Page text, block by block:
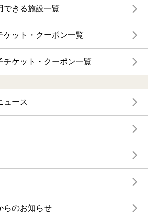
できる施設一覧
ケット・クーポン一覧
チケット・クーポン一覧
ュース
らのお知らせ